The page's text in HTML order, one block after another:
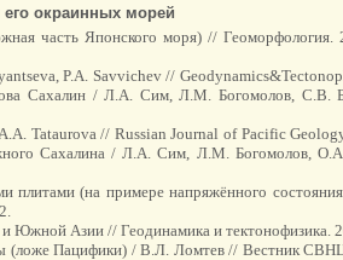
его окраинных морей
часть Японского моря) //
P.A. Savvichev //
Сахалин / Л.А. Сим, Л.М. Богомолов, С.В.
Tataurova // Russian Journal of Pacific
Сахалина / Л.А. Сим, Л.М. Богомолов,
плитами (на примере напряжённого
Южной Азии // Геодинамика и тектонофизика.
(ложе Пацифики) / В.Л. Ломтев // Вестник